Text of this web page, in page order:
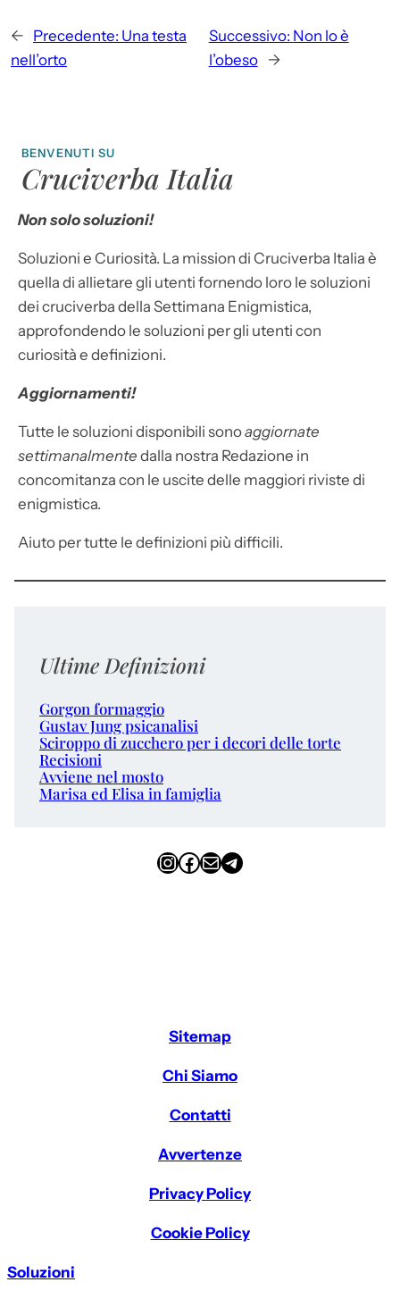
← Precedente: Una testa
nell’orto
Successivo: Non lo è
l’obeso
→
BENVENUTI SU
Cruciverba Italia
Non solo soluzioni!
Soluzioni e Curiosità. La mission di Cruciverba Italia è
quella di allietare gli utenti fornendo loro le soluzioni
dei cruciverba della Settimana Enigmistica,
approfondendo le soluzioni per gli utenti con
curiosità e definizioni.
Aggiornamenti!
Tutte le soluzioni disponibili sonoaggiornate
settimanalmente dalla nostra Redazione in
concomitanza con le uscite delle maggiori riviste di
enigmistica.
Aiuto per tutte le definizioni più difficili.
Ultime Definizioni
Gorgon formaggio
Gustav Jung psicanalisi
Sciroppo di zucchero per i decori delle torte
Recisioni
Avviene nel mosto
Marisa ed Elisa in famiglia
InstagramFacebook Email Telegram
Sitemap
Chi Siamo
Contatti
Avvertenze
Privacy Policy
Cookie Policy
Soluzioni